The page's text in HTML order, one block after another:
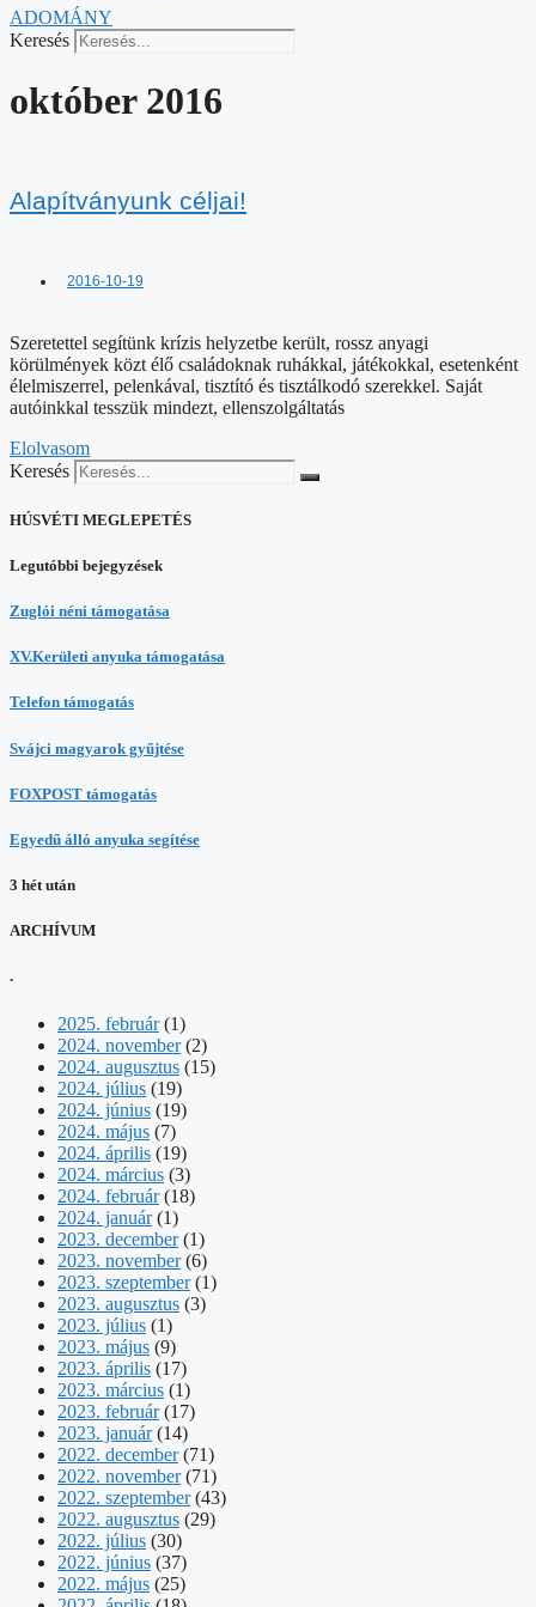
ADOMÁNY
Keresés
október 2016
Alapítványunk céljai!
2016-10-19
Szeretettel segítünk krízis helyzetbe került, rossz anyagi
körülmények közt élő családoknak ruhákkal, játékokkal, esetenként
élelmiszerrel, pelenkával, tisztító és tisztálkodó szerekkel. Saját
autóinkkal tesszük mindezt, ellenszolgáltatás
Elolvasom
Keresés
HÚSVÉTI MEGLEPETÉS
Legutóbbi bejegyzések
Zuglói néni támogatása
XV.Kerületi anyuka támogatása
Telefon támogatás
Svájci magyarok gyűjtése
FOXPOST támogatás
Egyedű álló anyuka segítése
3 hét után
ARCHÍVUM
.
2025. február(1)
2024. november(2)
2024. augusztus (15)
2024. július (19)
2024. június (19)
2024. május (7)
2024. április (19)
2024. március (3)
2024. február(18)
2024. január(1)
2023. december(1)
2023. november(6)
2023. szeptember(1)
2023. augusztus (3)
2023. július (1)
2023. május (9)
2023. április (17)
2023. március (1)
2023. február(17)
2023. január(14)
2022. december(71)
2022. november(71)
2022. szeptember(43)
2022. augusztus (29)
2022. július (30)
2022. június (37)
2022. május (25)